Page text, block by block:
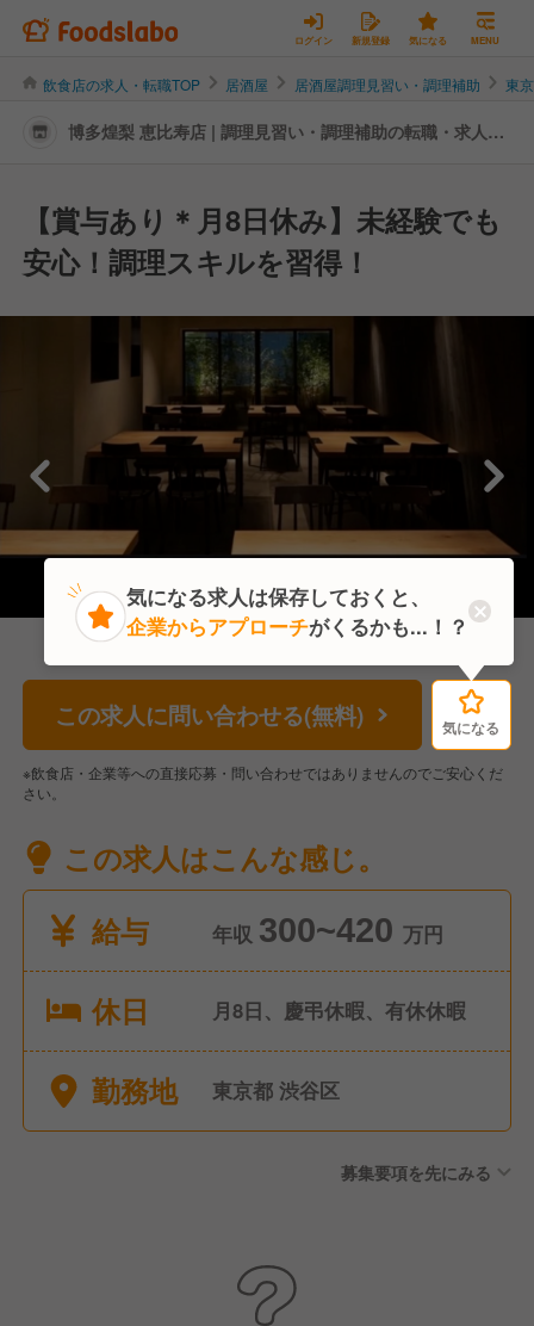
ログイン 新規登録 気になる MENU
飲食店の求人・転職TOP 居酒屋 居酒屋調理見習い・調理補助 東
博多煌梨 恵比寿店 | 調理見習い・調理補助の転職・求人情
【賞与あり＊月8日休み】未経験でも
安心！調理スキルを習得！
この求人に問い合わせる(無料) 気になる
※飲食店・企業等への直接応募・問い合わせではありませんのでご安心くだ
さい。
この求人はこんな感じ。
給与
年収 300~420 万円
休日 月8日、慶弔休暇、有休休暇
勤務地 東京都 渋谷区
募集要項を先にみる
気になる
気になる求人は保存しておくと、
企業からアプローチがくるかも...！？